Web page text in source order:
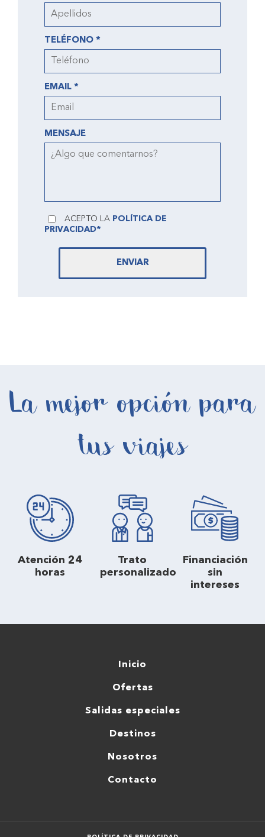
TELÉFONO *
EMAIL *
MENSAJE
ACEPTO LA POLÍTICA DE
PRIVACIDAD*
ENVIAR
La mejor opción para
tus viajes
Atención 24
horas
Trato
personalizado
Financiación
sin
intereses
Inicio
Ofertas
Salidas especiales
Destinos
Nosotros
Contacto